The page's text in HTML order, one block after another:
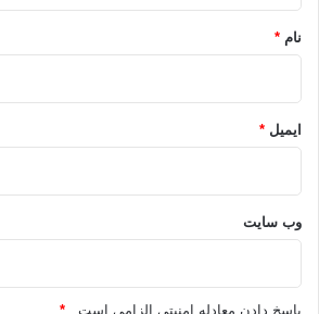
نام *
ایمیل *
وب‌ سایت
پاسخ دادن معادله امنیتی الزامی است . *